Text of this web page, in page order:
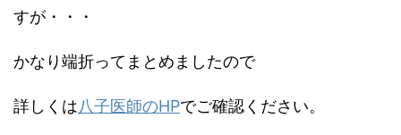
すが・・・
かなり端折ってまとめましたので
詳しくは八子医師のHPでご確認ください。